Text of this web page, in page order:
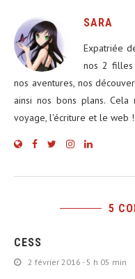
SARA
Expatriée
nos 2
nos aventures, nos
ainsi nos bons plans.
voyage, l'écriture et le web !
5
CESS
2 février 2016 - 5 h 05 min